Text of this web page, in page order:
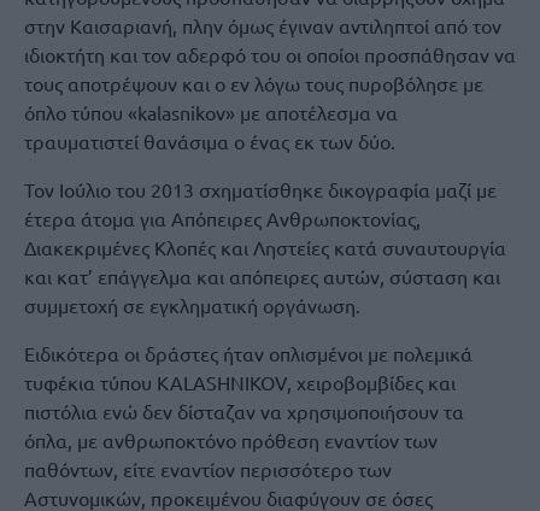
στην Καισαριανή, πλην όμως έγιναν αντιληπτοί από τον
ιδιοκτήτη και τον αδερφό του οι οποίοι προσπάθησαν να
τους αποτρέψουν και ο εν λόγω τους πυροβόλησε με
όπλο τύπου «kalasnikov» με αποτέλεσμα να
τραυματιστεί θανάσιμα ο ένας εκ των δύο.
Τον Ιούλιο του 2013 σχηματίσθηκε δικογραφία μαζί με
έτερα άτομα για Απόπειρες Ανθρωποκτονίας,
Διακεκριμένες Κλοπές και Ληστείες κατά συναυτουργία
και κατ’ επάγγελμα και απόπειρες αυτών, σύσταση και
συμμετοχή σε εγκληματική οργάνωση.
Ειδικότερα οι δράστες ήταν οπλισμένοι με πολεμικά
τυφέκια τύπου KALASHNIKOV, χειροβομβίδες και
πιστόλια ενώ δεν δίσταζαν να χρησιμοποιήσουν τα
όπλα, με ανθρωποκτόνο πρόθεση εναντίον των
παθόντων, είτε εναντίον περισσότερο των
Αστυνομικών, προκειμένου διαφύγουν σε όσες